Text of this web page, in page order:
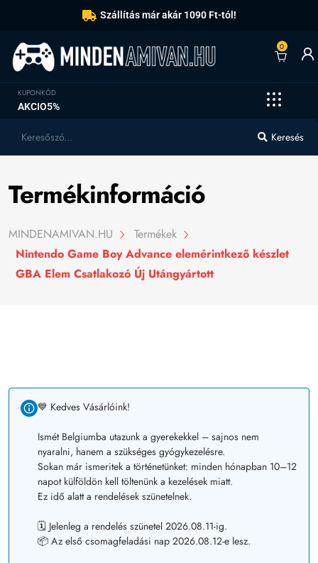
Szállítás már akár 1090 Ft-tól!
0
KUPONKÓD
AKCIO5%
Keresés
Termékinformáció
MINDENAMIVAN.HU
Termékek
Nintendo Game Boy Advance elemérintkező készlet
GBA Elem Csatlakozó Új Utángyártott
💙 Kedves Vásárlóink!
Ismét Belgiumba utazunk a gyerekekkel – sajnos nem
nyaralni, hanem a szükséges gyógykezelésre.
Sokan már ismeritek a történetünket: minden hónapban 10–12
napot külföldön kell töltenünk a kezelések miatt.
Ez idő alatt a rendelések szünetelnek.
🗓️ Jelenleg a rendelés szünetel 2026.08.11-ig.
📦 Az első csomagfeladási nap 2026.08.12-e lesz.